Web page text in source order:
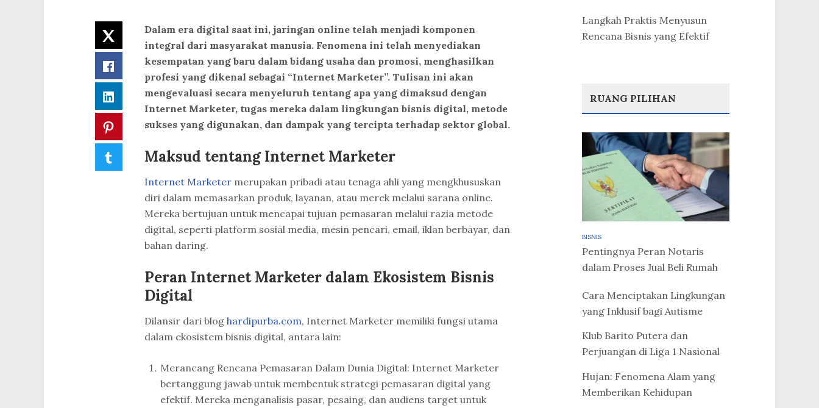
Twitter
Facebook
LinkedIn
Pinterest
Tumblr
Dalam era digital saat ini, jaringan online telah menjadi komponen
integral dari masyarakat manusia. Fenomena ini telah menyediakan
kesempatan yang baru dalam bidang usaha dan promosi, menghasilkan
profesi yang dikenal sebagai “Internet Marketer”. Tulisan ini akan
mengevaluasi secara menyeluruh tentang apa yang dimaksud dengan
Internet Marketer, tugas mereka dalam lingkungan bisnis digital, metode
sukses yang digunakan, dan dampak yang tercipta terhadap sektor global.
Maksud tentang Internet Marketer
Internet Marketermerupakan pribadi atau tenaga ahli yang mengkhususkan
diri dalam memasarkan produk, layanan, atau merek melalui sarana online.
Mereka bertujuan untuk mencapai tujuan pemasaran melalui razia metode
digital, seperti platform sosial media, mesin pencari, email, iklan berbayar, dan
bahan daring.
Peran Internet Marketer dalam Ekosistem Bisnis
Digital
Dilansir dari blog hardipurba.com, Internet Marketer memiliki fungsi utama
dalam ekosistem bisnis digital, antara lain:
Merancang Rencana Pemasaran Dalam Dunia Digital: Internet Marketer
bertanggung jawab untuk membentuk strategi pemasaran digital yang
efektif. Mereka menganalisis pasar, pesaing, dan audiens target untuk
Langkah Praktis Menyusun
Rencana Bisnis yang Efektif
RUANG PILIHAN
BISNIS
Pentingnya Peran Notaris
dalam Proses Jual Beli Rumah
Cara Menciptakan Lingkungan
yang Inklusif bagi Autisme
Klub Barito Putera dan
Perjuangan di Liga 1 Nasional
Hujan: Fenomena Alam yang
Memberikan Kehidupan